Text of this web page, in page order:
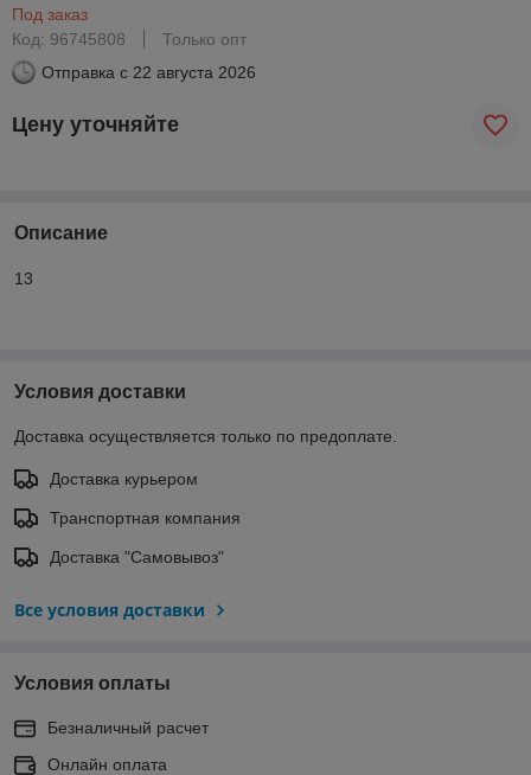
Под заказ
Код: 96745808
Только опт
Отправка с 22 августа 2026
Цену уточняйте
Описание
13
Условия доставки
Доставка осуществляется только по предоплате.
Доставка курьером
Транспортная компания
Доставка "Самовывоз"
Все условия доставки
Условия оплаты
Безналичный расчет
Онлайн оплата